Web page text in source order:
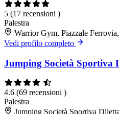
5 (17 recensioni )
Palestra
Warrior Gym, Piazzale
Vedi profilo completo
Jumping Società Sportiva
4.6 (69 recensioni )
Palestra
Jumping Società Sportiva